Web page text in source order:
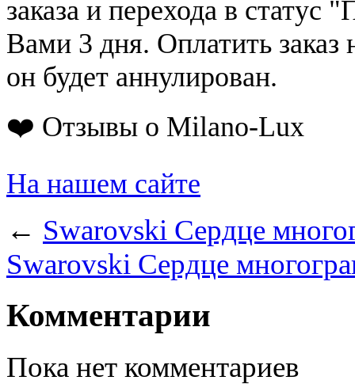
заказа и перехода в статус
Вами 3 дня. Оплатить заказ
он будет аннулирован.
❤️ Отзывы о Milano-Lux
На нашем сайте
← Swarovski Сердце
Swarovski Сердце
Комментарии
Пока нет комментариев